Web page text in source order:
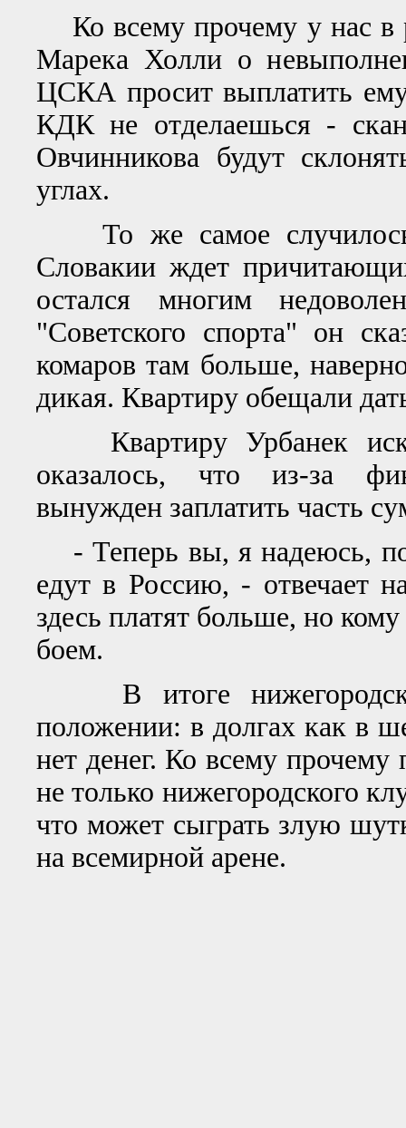
Ко всему прочему у нас в
Марека Холли о
ЦСКА просит выплатить
КДК не отделаешься -
Овчинникова будут
углах.
То же самое случилось
Словакии ждет
остался многим
"Советского спорта" он
комаров там больше,
дикая. Квартиру обещали
Квартиру Урбанек
оказалось, что из-за
вынужден заплатить часть
- Теперь вы, я надеюсь,
едут в Россию, - отвечает
здесь платят больше, но
боем.
В итоге
положении: в долгах как в
нет денег. Ко всему
не только нижегородского
что может сыграть злую
на всемирной арене.